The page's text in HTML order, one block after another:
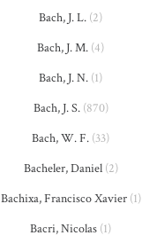
Bach, J. L. (2)
Bach, J. M. (4)
Bach, J. N. (1)
Bach, J. S.(870)
Bach, W. F. (33)
Bacheler, Daniel(2)
Bachixa, Francisco Xavier(1)
Bacri, Nicolas (1)